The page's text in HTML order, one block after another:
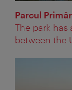
Parcul
The park has
between the